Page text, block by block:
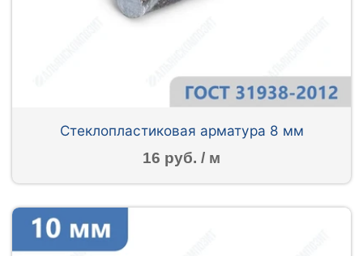
Стеклопластиковая арматура 8 мм
16 руб. / м